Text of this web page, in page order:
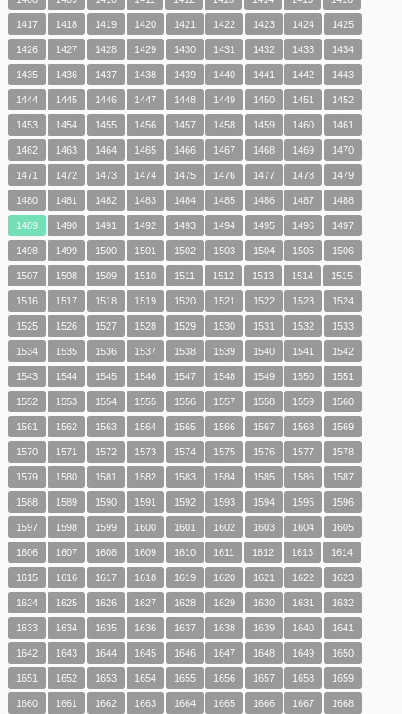
1417 1418 1419 1420 1421 1422 1423 1424 1425
1426 1427 1428 1429 1430 1431 1432 1433 1434
1435 1436 1437 1438 1439 1440 1441 1442 1443
1444 1445 1446 1447 1448 1449 1450 1451 1452
1453 1454 1455 1456 1457 1458 1459 1460 1461
1462 1463 1464 1465 1466 1467 1468 1469 1470
1471 1472 1473 1474 1475 1476 1477 1478 1479
1480 1481 1482 1483 1484 1485 1486 1487 1488
1489 1490 1491 1492 1493 1494 1495 1496 1497
1498 1499 1500 1501 1502 1503 1504 1505 1506
1507 1508 1509 1510 1511 1512 1513 1514 1515
1516 1517 1518 1519 1520 1521 1522 1523 1524
1525 1526 1527 1528 1529 1530 1531 1532 1533
1534 1535 1536 1537 1538 1539 1540 1541 1542
1543 1544 1545 1546 1547 1548 1549 1550 1551
1552 1553 1554 1555 1556 1557 1558 1559 1560
1561 1562 1563 1564 1565 1566 1567 1568 1569
1570 1571 1572 1573 1574 1575 1576 1577 1578
1579 1580 1581 1582 1583 1584 1585 1586 1587
1588 1589 1590 1591 1592 1593 1594 1595 1596
1597 1598 1599 1600 1601 1602 1603 1604 1605
1606 1607 1608 1609 1610 1611 1612 1613 1614
1615 1616 1617 1618 1619 1620 1621 1622 1623
1624 1625 1626 1627 1628 1629 1630 1631 1632
1633 1634 1635 1636 1637 1638 1639 1640 1641
1642 1643 1644 1645 1646 1647 1648 1649 1650
1651 1652 1653 1654 1655 1656 1657 1658 1659
1660 1661 1662 1663 1664 1665 1666 1667 1668